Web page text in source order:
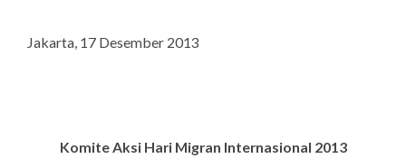
Jakarta, 17 Desember 2013
Komite Aksi Hari Migran Internasional 2013